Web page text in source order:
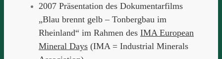
2007 Präsentation des Dokumentarfilms
„Blau brennt gelb – Tonbergbau im
Rheinland“ im Rahmen des IMA European
Mineral Days (IMA = Industrial Minerals